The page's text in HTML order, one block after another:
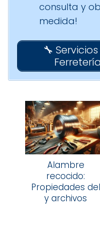
consulta y
medida!
🔧
Alambre
recocido:
Propiedades del
y archivos